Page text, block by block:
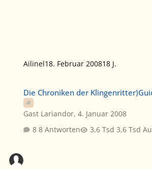
Ailinel18. Februar 200818 J.
Die Chroniken der
Gast Lariandor,4. Januar 2008
8 Antworten
3,6 Tsd